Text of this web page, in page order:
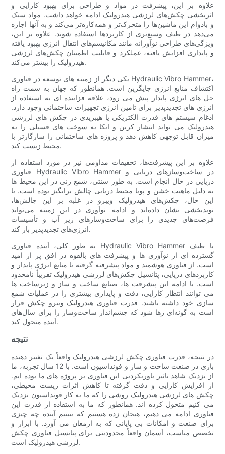
علاوه بر این، پیشرفت در مواد و طراحی برای بهبود کارایی و
اثربخشی چکش‌های لرزشی هیدرولیک ادامه خواهد داشت. مواد سبک
و بادوام این ماشین‌ها را متحرک‌تر و همه‌کاره‌تر می‌کند و به آنها اجازه
می‌دهد در طیف وسیع‌تری از کاربردها استفاده شوند. علاوه بر این،
ویژگی‌های طراحی نوآورانه مانند مکانیسم‌های انتقال انرژی بهبود یافته
و پایداری افزایش یافته، عملکرد و قابلیت اطمینان چکش‌های لرزشی
هیدرولیک را بیشتر می‌کند.
یکی دیگر از زمینه های توسعه در فناوری Hydraulic Vibro Hammer،
اکتشاف منابع انرژی جایگزین است. همانطور که جهان به سمت راه
حل های انرژی پایدار پیش می رود، علاقه فزاینده ای به استفاده از
انرژی های تجدیدپذیر برای تامین انرژی تجهیزات ساختمانی وجود دارد.
ادغام سیستم های قدرت الکتریکی یا هیبریدی در چکش های لرزشی
هیدرولیک می تواند انتشار کربن و اتکا به سوخت های فسیلی را به
میزان قابل توجهی کاهش دهد و پروژه های ساختمانی را سازگارتر با
محیط زیست کند.
علاوه بر این پیشرفت‌ها، تحقیقات مداومی نیز در مورد استفاده از
فناوری Hydraulic Vibro Hammer در ساخت‌وسازهای دریایی و
دریایی در حال انجام است. به طور سنتی، شمع زنی در این محیط ها
به دلیل ماهیت خشن و پویا محیط دریایی چالش برانگیز بوده است. با
این حال، چکش‌های هیدرولیک ویبرو در غلبه بر این چالش‌ها،
نویدبخشی نشان داده‌اند و ادامه نوآوری در این زمینه می‌تواند
فرصت‌های جدیدی را برای ساخت‌وسازهای زیر آب و تأسیسات
انرژی‌های تجدیدپذیر باز کند.
به طور کلی، آینده فناوری Hydraulic Vibro Hammer با طیف
گسترده ای از نوآوری ها و پیشرفت های بالقوه در افق پر از امید
است. از فناوری هوشمند و مواد پیشرفته گرفته تا منابع انرژی پایدار و
کاربردهای دریایی، پتانسیل چکش‌های لرزشی هیدرولیک تقریباً نامحدود
است. با ادامه این پیشرفت ها، صنایع ساخت و ساز و زیرساخت ها
می توانند انتظار کارایی، دقت و پایداری بیشتری را در عملیات شمع
سازی خود داشته باشند. قدرت فناوری هیدرولیک ویبرو چکش قرار
است به گونه‌ای رها شود که چشم‌انداز ساخت‌وساز را برای سال‌های
آینده متحول کند.
نتيجه
در نتیجه، قدرت فناوری چکش لرزشی هیدرولیک واقعاً یک تغییر دهنده
بازی در صنعت ساخت و ساز و فونداسیون است. با 12 سال تجربه، ما
از نزدیک شاهد تاثیر باورنکردنی این فناوری بر پروژه های ما بوده ایم.
از افزایش کارایی و دقت گرفته تا کاهش اثرات زیست محیطی،
چکش های لرزشی هیدرولیک روشی را که ما به کار فونداسیون نزدیک
می کنیم متحول کرده اند. همانطور که ما به استفاده از قدرت این
فناوری ادامه می دهیم، هیجان زده هستیم که ببینیم آینده چه چیزی
برای صنعت و امکانات بی پایانی که به ارمغان می آورد. با ابزار و
تخصص مناسب، آسمان واقعاً محدودیتی برای پتانسیل فناوری چکش
لرزشی هیدرولیک است.